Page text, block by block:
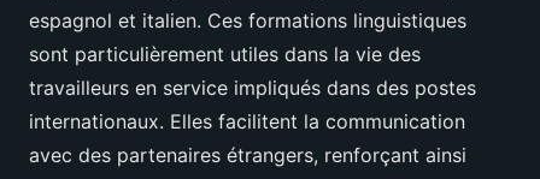
espagnol et italien. Ces formations linguistiques
sont particulièrement utiles dans la vie des
travailleurs en service impliqués dans des postes
internationaux. Elles facilitent la communication
avec des partenaires étrangers, renforçant ainsi